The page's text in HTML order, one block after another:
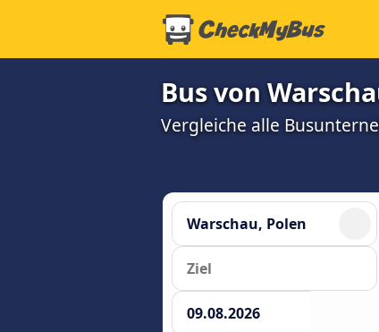
Bus von
Vergleiche alle